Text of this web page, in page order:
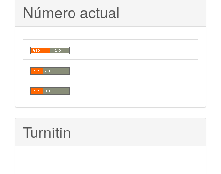
Número actual
Turnitin